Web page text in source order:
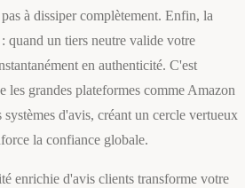
à dissiper complètement. Enfin, la
quand un tiers neutre valide votre
en authenticité. C'est
les grandes plateformes comme Amazon
d'avis, créant un cercle vertueux
la confiance globale.
enrichie d'avis clients transforme votre